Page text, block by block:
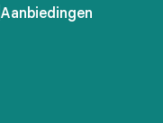
Aanbiedingen